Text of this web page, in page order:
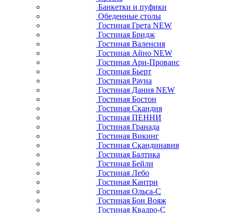
Банкетки и пуфики
Обеденные столы
Гостиная Грета NEW
Гостиная Бридж
Гостиная Валенсия
Гостиная Айно NEW
Гостиная Ари-Прованс
Гостиная Бьерт
Гостиная Рауна
Гостиная Дания NEW
Гостиная Бостон
Гостиная Скандия
Гостиная ПЕННИ
Гостиная Гранада
Гостиная Викинг
Гостиная Скандинавия
Гостиная Балтика
Гостиная Бейли
Гостиная Лебо
Гостиная Кантри
Гостиная Ольса-С
Гостиная Бон Вояж
Гостиная Квадро-С